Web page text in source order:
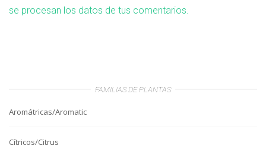
se procesan los datos de tus comentarios.
FAMILIAS DE PLANTAS
Aromátricas/Aromatic
Cítricos/Citrus